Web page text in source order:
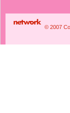
© 2007